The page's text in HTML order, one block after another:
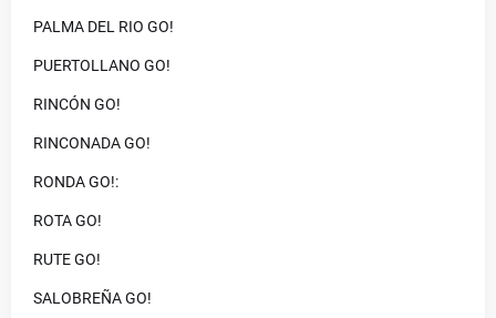
PALMA DEL RIO GO!
PUERTOLLANO GO!
RINCÓN GO!
RINCONADA GO!
RONDA GO!:
ROTA GO!
RUTE GO!
SALOBREÑA GO!